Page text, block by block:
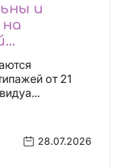
и
нашли,
от 21
28.07.2026